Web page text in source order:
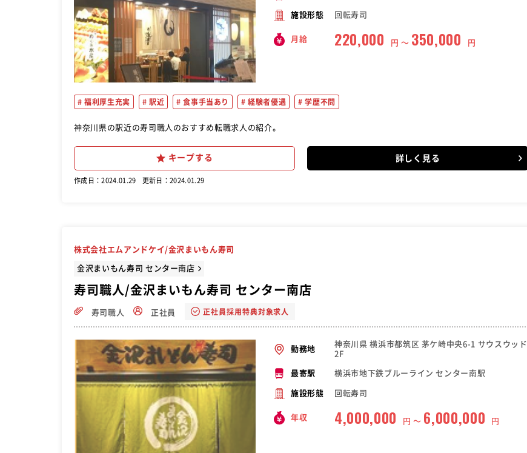
施設形態 回転寿司
月給 220,000 円 〜 350,000 円
福利厚生充実 駅近 食事手当あり 経験者優遇 学歴不問
神奈川県の駅近の寿司職人のおすすめ転職求人の紹介。
キープする 詳しく見る
作成日：2024.01.29 更新日：2024.01.29
株式会社エムアンドケイ/金沢まいもん寿司
金沢まいもん寿司 センター南店
寿司職人/金沢まいもん寿司 センター南店
寿司職人 正社員 正社員採用特典対象求人
勤務地
神奈川県 横浜市都筑区 茅ケ崎中央6-1 サウスウッド
2F
最寄駅 横浜市地下鉄ブルーライン センター南駅
施設形態 回転寿司
年収 4,000,000 円 〜 6,000,000 円